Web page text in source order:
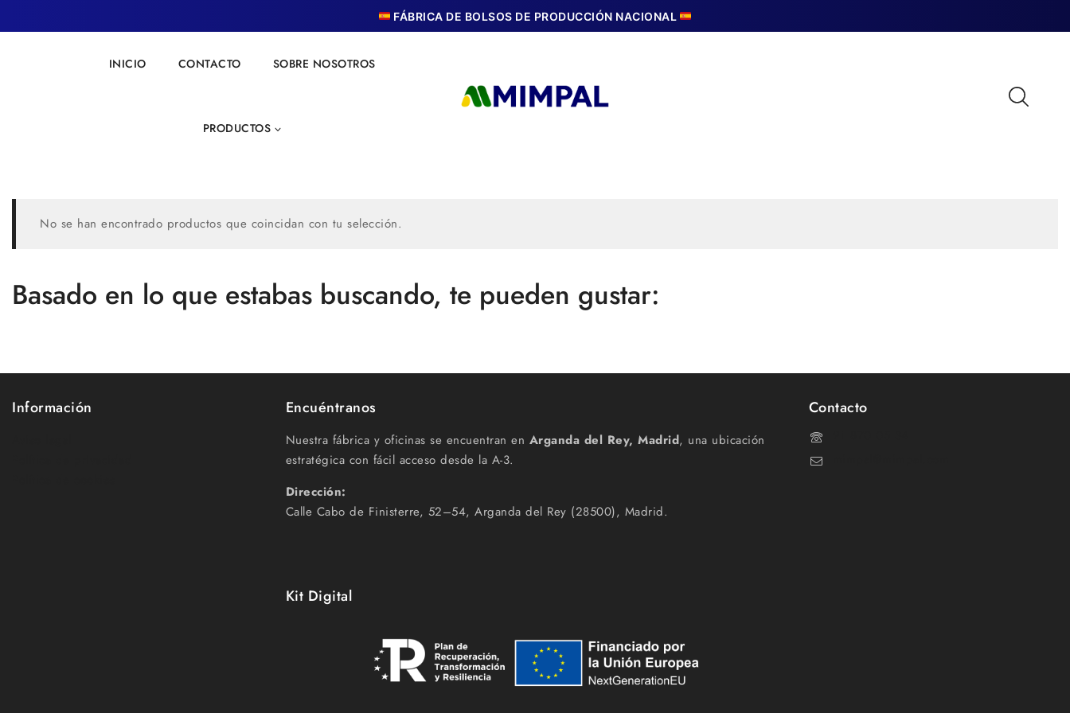
to
FÁBRICA DE BOLSOS DE PRODUCCIÓN NACIONAL
INICIO CONTACTO SOBRE NOSOTROS
PRODUCTOS
No se han encontrado productos que coincidan con tu selección.
Basado en lo que estabas buscando, te pueden gustar:
Información Encuéntranos
Nuestra fábrica y oficinas se encuentran en Arganda del Rey, Madrid, una ubicación
estratégica con fácil acceso desde la A-3.
Dirección:
Calle Cabo de Finisterre, 52–54, Arganda del Rey (28500), Madrid.
Kit Digital
Contacto